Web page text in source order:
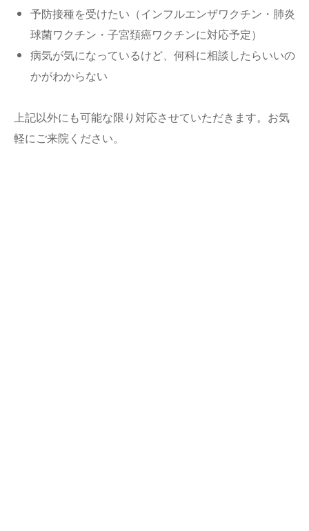
予防接種を受けたい（インフルエンザワクチン・肺炎
球菌ワクチン・子宮頚癌ワクチンに対応予定）
病気が気になっているけど、何科に相談したらいいの
かがわからない
上記以外にも可能な限り対応させていただきます。お気
軽にご来院ください。